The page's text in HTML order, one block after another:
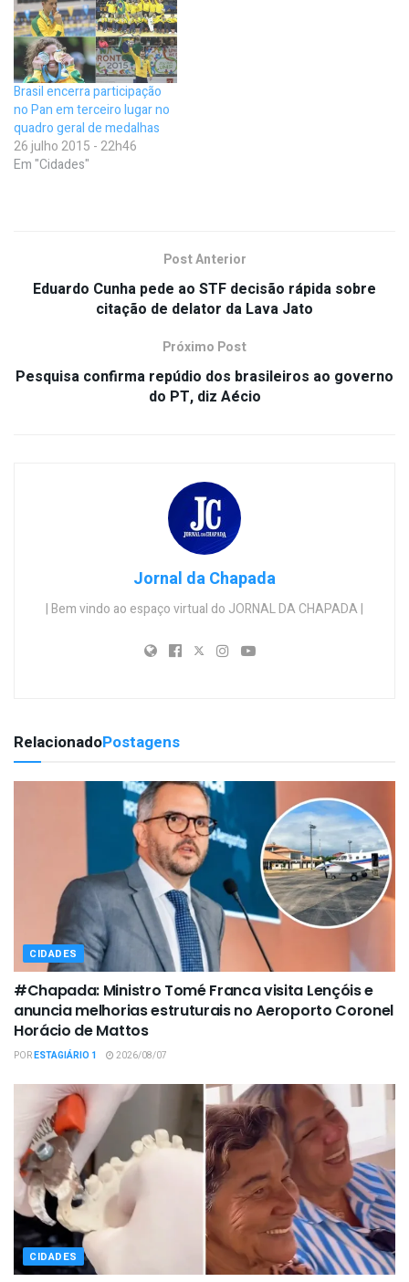
Brasil encerra participação
no Pan em terceiro lugar no
quadro geral de medalhas
26 julho 2015 - 22h46
Em "Cidades"
Post Anterior
Eduardo Cunha pede ao STF decisão rápida sobre
citação de delator da Lava Jato
Próximo Post
Pesquisa confirma repúdio dos brasileiros ao governo
do PT, diz Aécio
Jornal da Chapada
| Bem vindo ao espaço virtual do JORNAL DA CHAPADA |
RelacionadoPostagens
CIDADES
#Chapada: Ministro Tomé Franca visita Lençóis e
anuncia melhorias estruturais no Aeroporto Coronel
Horácio de Mattos
PORESTAGIÁRIO 1 2026/08/07
CIDADES